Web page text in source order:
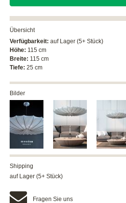
Übersicht
Verfügbarkeit: auf Lager (5+ Stück)
Höhe: 115 cm
Breite: 115 cm
Tiefe: 25 cm
Bilder
Shipping
auf Lager (5+ Stück)
Fragen Sie uns